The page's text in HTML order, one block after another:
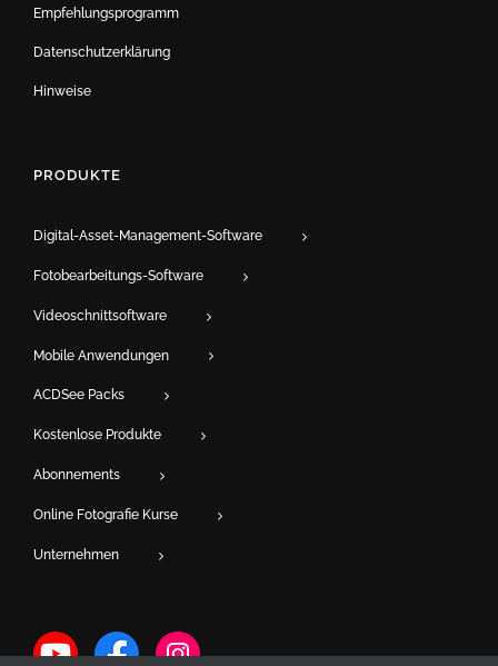
Empfehlungsprogramm
Datenschutzerklärung
Hinweise
PRODUKTE
Digital-Asset-Management-Software
Fotobearbeitungs-Software
Videoschnittsoftware
Mobile Anwendungen
ACDSee Packs
Kostenlose Produkte
Abonnements
Online Fotografie Kurse
Unternehmen